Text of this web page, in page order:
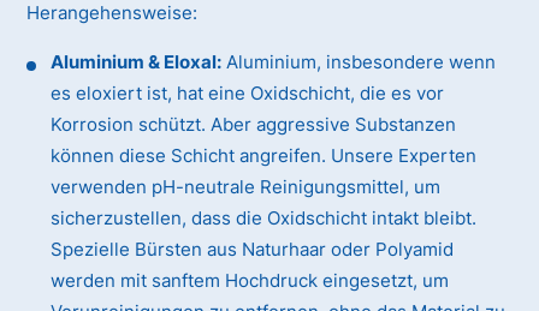
Herangehensweise:
Aluminium & Eloxal: Aluminium, insbesondere wenn
es eloxiert ist, hat eine Oxidschicht, die es vor
Korrosion schützt. Aber aggressive Substanzen
können diese Schicht angreifen. Unsere Experten
verwenden pH-neutrale Reinigungsmittel, um
sicherzustellen, dass die Oxidschicht intakt bleibt.
Spezielle Bürsten aus Naturhaar oder Polyamid
werden mit sanftem Hochdruck eingesetzt, um